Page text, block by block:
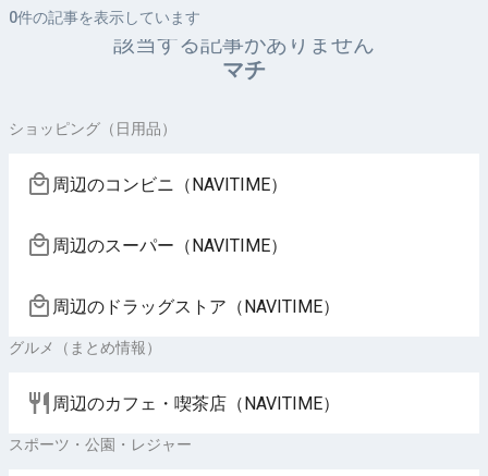
0件の記事を表示しています
該当する記事がありません
マチ
ショッピング（日用品）
周辺のコンビニ（NAVITIME）
周辺のスーパー（NAVITIME）
周辺のドラッグストア（NAVITIME）
グルメ（まとめ情報）
周辺のカフェ・喫茶店（NAVITIME）
スポーツ・公園・レジャー